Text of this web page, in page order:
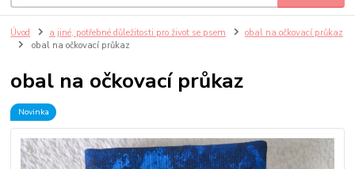
Úvod a jiné, potřebné důležitosti pro život se psem
obal na očkovací průkaz
obal na očkovací průkaz
obal na očkovací průkaz
Novinka